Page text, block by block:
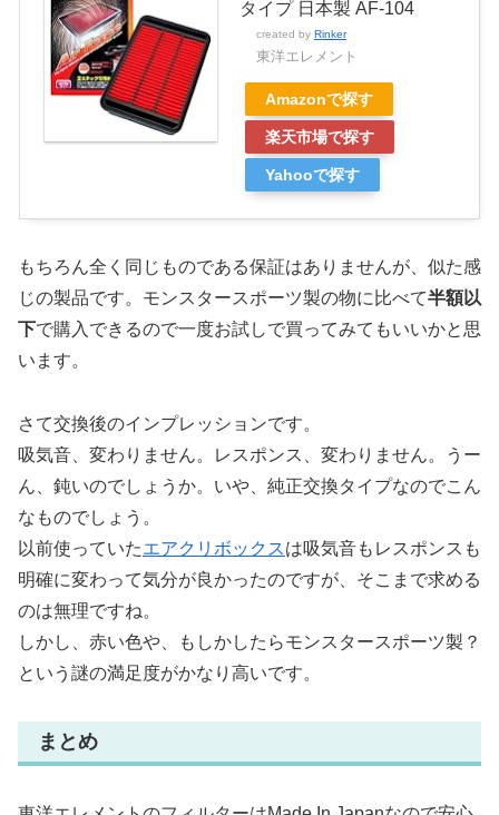
タイプ 日本製 AF-104
created by Rinker
東洋エレメント
Amazonで探す
楽天市場で探す
Yahooで探す
もちろん全く同じものである保証はありませんが、似た感
じの製品です。モンスタースポーツ製の物に比べて半額以
下で購入できるので一度お試しで買ってみてもいいかと思
います。
さて交換後のインプレッションです。
吸気音、変わりません。レスポンス、変わりません。うー
ん、鈍いのでしょうか。いや、純正交換タイプなのでこん
なものでしょう。
以前使っていたエアクリボックスは吸気音もレスポンスも
明確に変わって気分が良かったのですが、そこまで求める
のは無理ですね。
しかし、赤い色や、もしかしたらモンスタースポーツ製？
という謎の満足度がかなり高いです。
まとめ